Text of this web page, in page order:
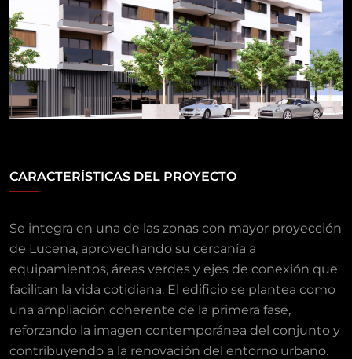
CARACTERÍSTICAS DEL PROYECTO
Se integra en una de las zonas con mayor proyección
de Lucena, aprovechando su cercanía a
equipamientos, áreas verdes y ejes de conexión que
facilitan la vida cotidiana. El edificio se plantea como
una ampliación coherente de la primera fase,
reforzando la imagen contemporánea del conjunto y
contribuyendo a la renovación del entorno urbano.